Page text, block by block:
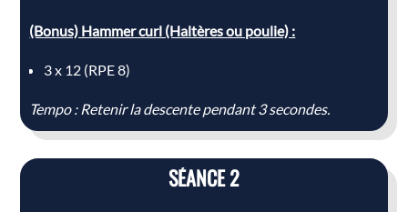
(Bonus) Hammer curl (Haltères ou poulie) :
3 x 12 (RPE 8)
Tempo : Retenir la descente pendant 3 secondes.
SÉANCE 2